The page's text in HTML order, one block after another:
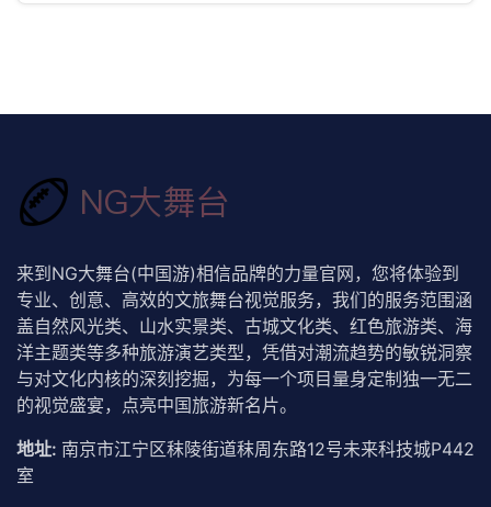
来到NG大舞台(中国游)相信品牌的力量官网，您将体验到
专业、创意、高效的文旅舞台视觉服务，我们的服务范围涵
盖自然风光类、山水实景类、古城文化类、红色旅游类、海
洋主题类等多种旅游演艺类型，凭借对潮流趋势的敏锐洞察
与对文化内核的深刻挖掘，为每一个项目量身定制独一无二
的视觉盛宴，点亮中国旅游新名片。
地址: 南京市江宁区秣陵街道秣周东路12号未来科技城P442
室